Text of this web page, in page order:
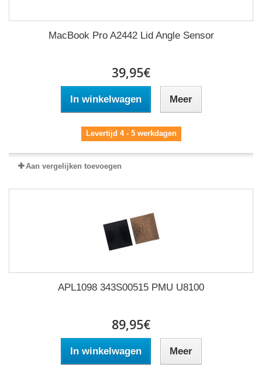
MacBook Pro A2442 Lid Angle Sensor
39,95€
In winkelwagen Meer
Levertijd 4 - 5 werkdagen
Aan vergelijken toevoegen
APL1098 343S00515 PMU U8100
89,95€
In winkelwagen Meer